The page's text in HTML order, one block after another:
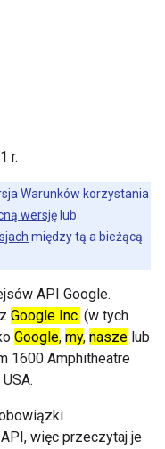
r.
Warunków korzystania
wersję lub
między tą a bieżącą
API Google.
Google Inc. (w tych
Google, my, nasze lub
1600 Amphitheatre
więc przeczytaj je